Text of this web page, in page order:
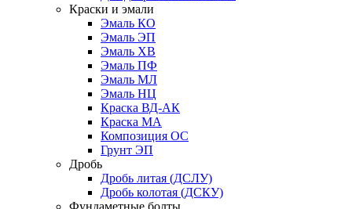
Краски и эмали
Эмаль КО
Эмаль ЭП
Эмаль ХВ
Эмаль ПФ
Эмаль МЛ
Эмаль НЦ
Краска ВД-АК
Краска МА
Композиция ОС
Грунт ЭП
Дробь
Дробь литая (ДСЛУ)
Дробь колотая (ДСКУ)
Фундаметные болты